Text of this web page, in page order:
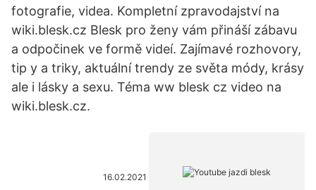
fotografie, videa. Kompletní zpravodajství na
wiki.blesk.cz Blesk pro ženy vám přináší zábavu
a odpočinek ve formě videí. Zajímavé rozhovory,
tip y a triky, aktuální trendy ze světa módy, krásy
ale i lásky a sexu. Téma ww blesk cz video na
wiki.blesk.cz.
16.02.2021